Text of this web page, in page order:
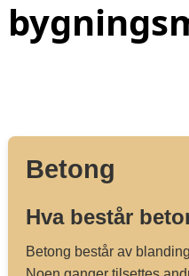
Betong
Hva består
Betong består av